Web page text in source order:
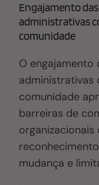
Engajamento
administrativas
comunidade
O
administrativas
comunidade
barreiras de
mudança e